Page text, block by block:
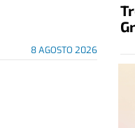
8 AGOSTO 2026